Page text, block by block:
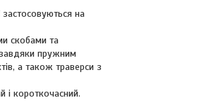
застосовуються на
скобами та
пружним
а також траверси з
і короткочасний.